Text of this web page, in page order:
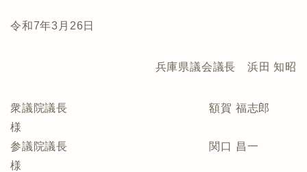
令和7年3月26日
兵庫県議会議長 浜田 知昭
衆議院議長 額賀 福志郎
様
参議院議長 関口 昌一
様